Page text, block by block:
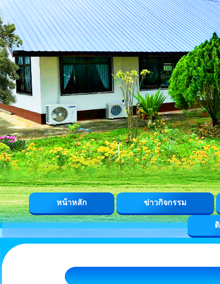
หน้าหลัก ข่าวกิจกรรม